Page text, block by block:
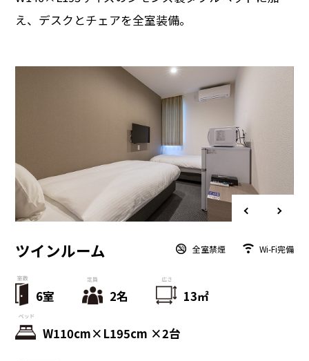
え、 デスクとチェアを全室装備。
ツインルーム 全室禁煙 Wi-Fi完備
6室 2名 13㎡
W110cm×L195cm ×2台